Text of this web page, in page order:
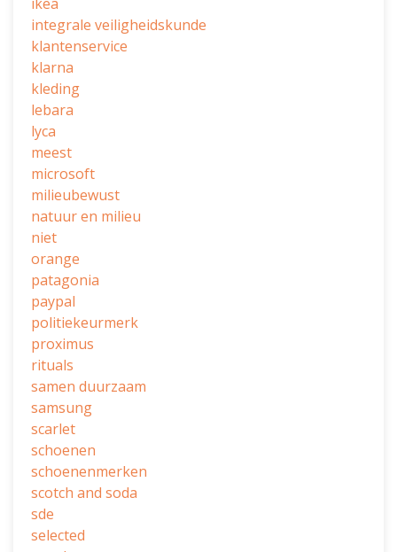
integrale veiligheidskunde
klantenservice
klarna
kleding
lebara
lyca
meest
microsoft
milieubewust
natuur en milieu
niet
orange
patagonia
paypal
politiekeurmerk
proximus
rituals
samen duurzaam
samsung
scarlet
schoenen
schoenenmerken
scotch and soda
sde
selected